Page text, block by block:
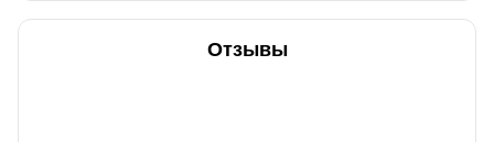
Отзывы